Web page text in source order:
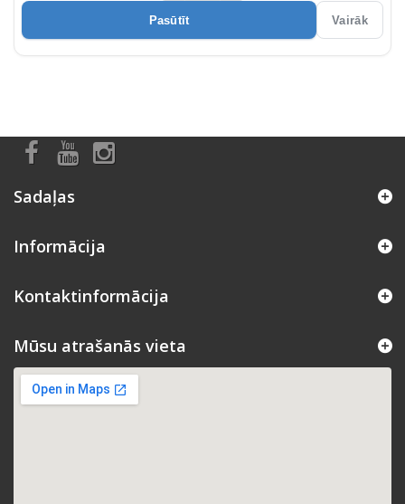
Pasūtīt Vairāk
Sadaļas
Informācija
Kontaktinformācija
Mūsu atrašanās vieta